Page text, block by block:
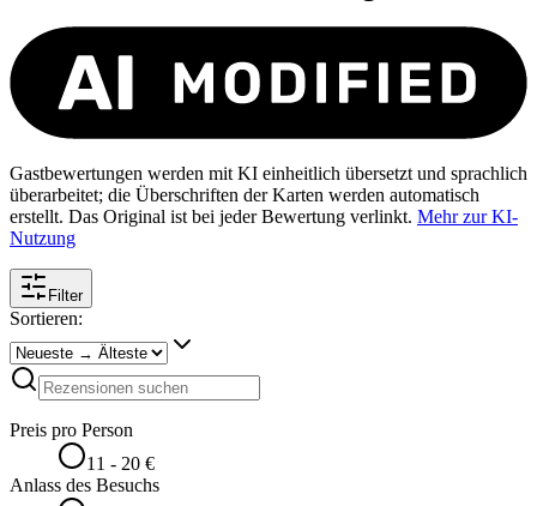
Gastbewertungen werden mit KI einheitlich übersetzt und sprachlich
überarbeitet; die Überschriften der Karten werden automatisch
erstellt. Das Original ist bei jeder Bewertung verlinkt. Mehr zur KI-
Nutzung
Filter
Sortieren:
Preis pro Person
11 - 20 €
Anlass des Besuchs